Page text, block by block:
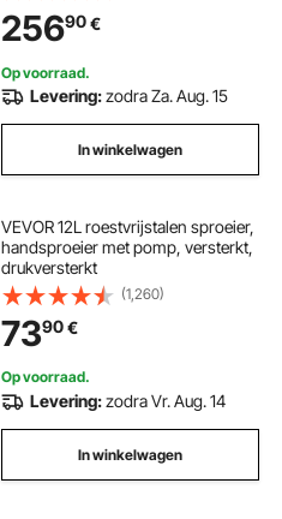
meerdere huisdieren, Wasbak voor
thuis
25690€
Op voorraad.
Levering:zodra Za. Aug. 15
In winkelwagen
VEVOR 12L roestvrijstalen sproeier,
handsproeier met pomp, versterkt,
drukversterkt
(1,260)
7390€
Op voorraad.
Levering:zodra Vr. Aug. 14
In winkelwagen